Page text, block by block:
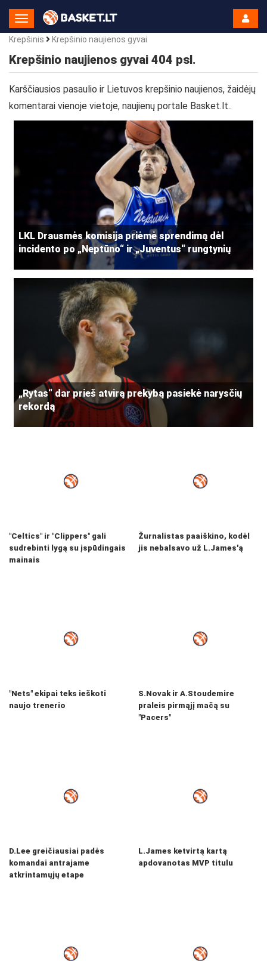
Toggle
Navigation
Krepšinis
Krepšinio naujienos gyvai
Krepšinio naujienos gyvai 404 psl.
Karščiausios pasaulio ir Lietuvos krepšinio naujienos, žaidėjų
komentarai vienoje vietoje, naujienų portale Basket.lt..
LKL Drausmės komisija priėmė sprendimą dėl
incidento po „Neptūno“ ir „Juventus“ rungtynių
„Rytas“ dar prieš atvirą prekybą pasiekė narysčių
rekordą
"Celtics" ir "Clippers" gali
sudrebinti lygą su įspūdingais
mainais
Žurnalistas paaiškino, kodėl
jis nebalsavo už L.James'ą
"Nets" ekipai teks ieškoti
naujo trenerio
S.Novak ir A.Stoudemire
praleis pirmąjį mačą su
"Pacers"
D.Lee greičiausiai padės
komandai antrajame
atkrintamųjų etape
L.James ketvirtą kartą
apdovanotas MVP titulu